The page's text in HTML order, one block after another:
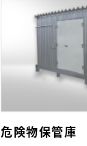
危険物保管庫